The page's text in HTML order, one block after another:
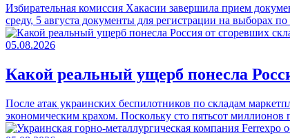
Избирательная комиссия Хакасии завершила прием
среду, 5 августа документы для регистрации на выборах
05.08.2026
Какой реальный ущерб понесла
После атак украинских беспилотников по складам
экономическим крахом. Поскольку сто пятьсот